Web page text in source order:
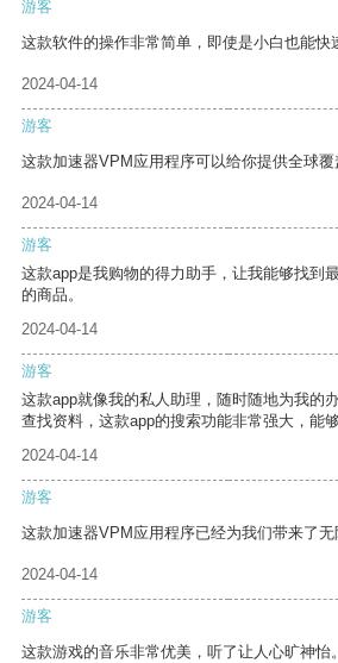
游客
这款软件的操作非常简单，即使是小白也能快
2024-04-14
游客
这款加速器VPM应用程序可以给你提供全球覆
2024-04-14
游客
这款app是我购物的得力助手，让我能够找到
的商品。
2024-04-14
游客
这款app就像我的私人助理，随时随地为我的
查找资料，这款app的搜索功能非常强大，能
2024-04-14
游客
这款加速器VPM应用程序已经为我们带来了无
2024-04-14
游客
这款游戏的音乐非常优美，听了让人心旷神怡。